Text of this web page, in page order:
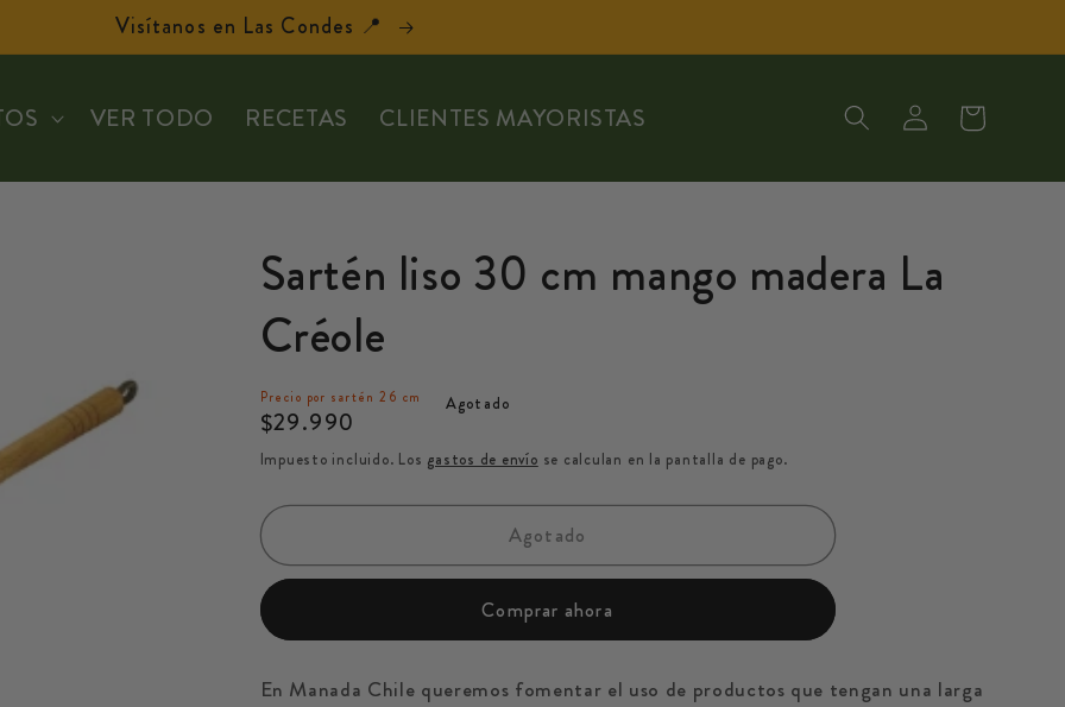
Visítanos en Las Condes 📍
VER TODO RECETAS CLIENTES MAYORISTAS
Iniciar
sesión
Carrito
Sartén liso 30 cm mango madera La
Créole
Precio por sartén 26 cm
Precio
habitual
$29.990
Agotado
Impuesto incluido. Los gastos de envío se calculan en la pantalla de pago.
Agotado
Comprar ahora
En Manada Chile queremos fomentar el uso de productos que tengan una larga